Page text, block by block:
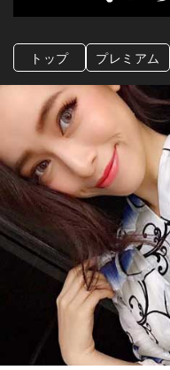
トップ プレミアム